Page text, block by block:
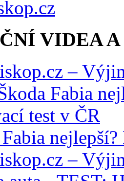
VIDEA A
Fabia